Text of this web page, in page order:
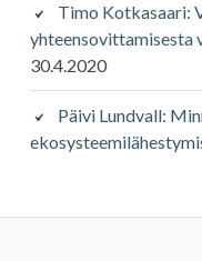
Timo Kotkasaari:
yhteensovittamisesta
30.4.2020
Päivi Lundvall: